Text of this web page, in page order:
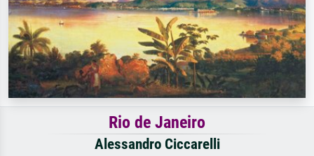
Rio de Janeiro
Alessandro Ciccarelli